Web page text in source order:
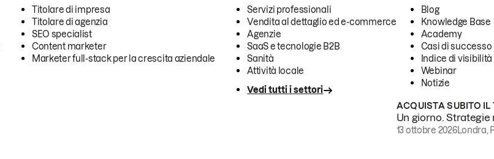
Titolare di impresa
Titolare di agenzia
SEO specialist
Content marketer
Marketer full-stack per la crescita aziendale
Servizi professionali
Vendita al dettaglio ed e-commerce
Agenzie
SaaS e tecnologie B2B
Sanità
Attività locale
Vedi tutti i settori
Blog
Knowledge Base
Academy
Casi di successo
Indice di visibilità
Webinar
Notizie
ACQUISTA SUBITO IL
Un giorno.
13 ottobre 2026Londra,